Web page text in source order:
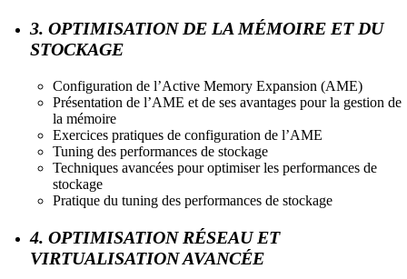
3. OPTIMISATION DE LA MÉMOIRE ET DU
STOCKAGE
Configuration de l’Active Memory Expansion (AME)
Présentation de l’AME et de ses avantages pour la gestion de
la mémoire
Exercices pratiques de configuration de l’AME
Tuning des performances de stockage
Techniques avancées pour optimiser les performances de
stockage
Pratique du tuning des performances de stockage
4. OPTIMISATION RÉSEAU ET
VIRTUALISATION AVANCÉE